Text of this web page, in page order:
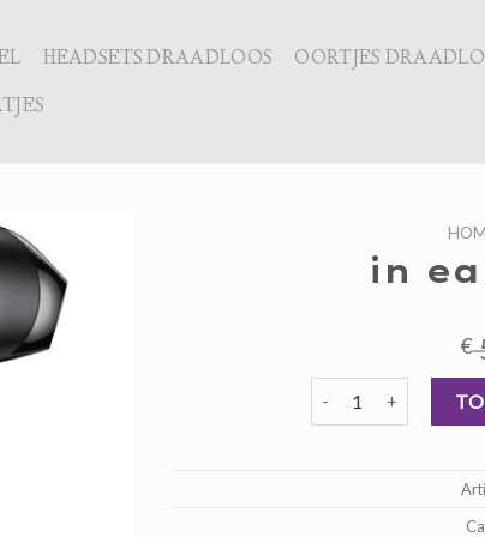
HEADSETS DRAADLOOS OORTJES
in
€
in ear oordopjes aantal